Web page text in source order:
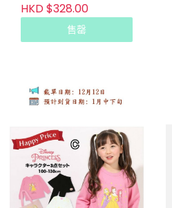
HKD $328.00
售罄